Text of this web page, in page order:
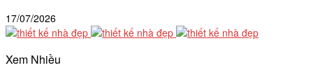
17/07/2026
Xem Nhiều